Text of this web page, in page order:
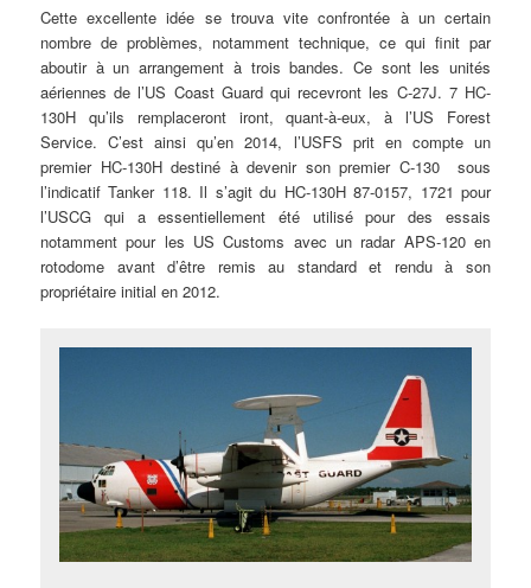
Cette excellente idée se trouva vite confrontée à un certain
nombre de problèmes, notamment technique, ce qui finit par
aboutir à un arrangement à trois bandes. Ce sont les unités
aériennes de l’US Coast Guard qui recevront les C-27J. 7 HC-
130H qu’ils remplaceront iront, quant-à-eux, à l’US Forest
Service. C’est ainsi qu’en 2014, l’USFS prit en compte un
premier HC-130H destiné à devenir son premier C-130 sous
l’indicatif Tanker 118. Il s’agit du HC-130H 87-0157, 1721 pour
l’USCG qui a essentiellement été utilisé pour des essais
notamment pour les US Customs avec un radar APS-120 en
rotodome avant d’être remis au standard et rendu à son
propriétaire initial en 2012.